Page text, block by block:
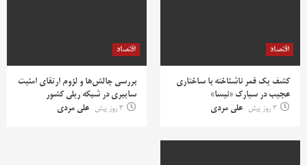
اقتصاد
کشف یک قمر ناشناخته با ساختاری
عجیب در سیارک «نیسا»
3 روز پیش
علی مردی
اقتصاد
بررسی چالش‌ها و لزوم ارتقای امنیت
سایبری در شبکه ریلی کشور
3 روز پیش
علی مردی